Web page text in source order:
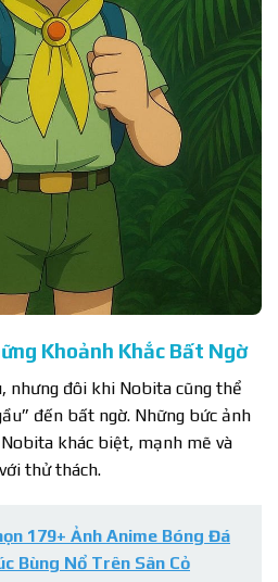
Khoảnh Khắc Bất Ngờ
nhưng đôi khi Nobita cũng thể
đến bất ngờ. Những bức ảnh
khác biệt, mạnh mẽ và
thử thách.
179+ Ảnh Anime Bóng Đá
Bùng Nổ Trên Sân Cỏ